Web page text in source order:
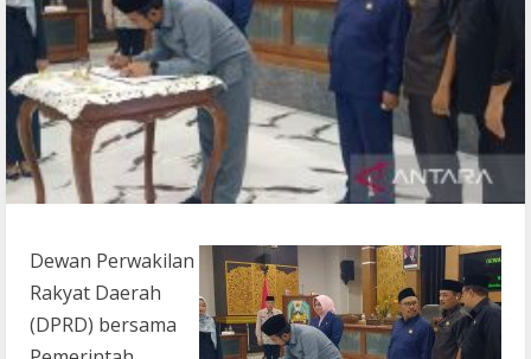
Dewan Perwakilan
Rakyat Daerah
(DPRD) bersama